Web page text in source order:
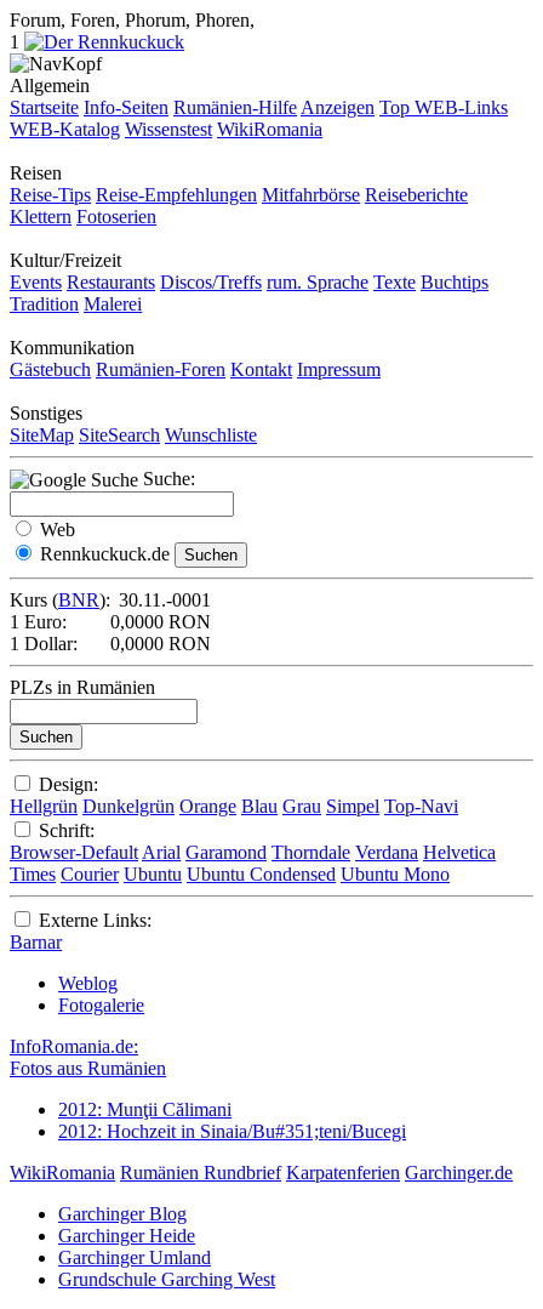
Forum, Foren, Phorum, Phoren,
1
Allgemein
Startseite Info-Seiten Rumänien-Hilfe Anzeigen Top WEB-Links
WEB-Katalog Wissenstest WikiRomania
Reisen
Reise-Tips Reise-Empfehlungen Mitfahrbörse Reiseberichte
Klettern Fotoserien
Kultur/Freizeit
Events Restaurants Discos/Treffs rum. Sprache Texte Buchtips
Tradition Malerei
Kommunikation
Gästebuch Rumänien-Foren Kontakt Impressum
Sonstiges
SiteMap SiteSearch Wunschliste
Suche:
Web
Rennkuckuck.de
Kurs (BNR): 30.11.-0001
1 Euro:
0,0000 RON
1 Dollar:
0,0000 RON
PLZs in Rumänien
Design:
Hellgrün Dunkelgrün Orange Blau Grau Simpel Top-Navi
Schrift:
Browser-Default Arial Garamond Thorndale Verdana Helvetica
Times Courier Ubuntu Ubuntu Condensed Ubuntu Mono
Externe Links:
Barnar
Weblog
Fotogalerie
InfoRomania.de:
Fotos aus Rumänien
2012: Munţii Călimani
2012: Hochzeit in Sinaia/Bu#351;teni/Bucegi
WikiRomania Rumänien Rundbrief Karpatenferien Garchinger.de
Garchinger Blog
Garchinger Heide
Garchinger Umland
Grundschule Garching West